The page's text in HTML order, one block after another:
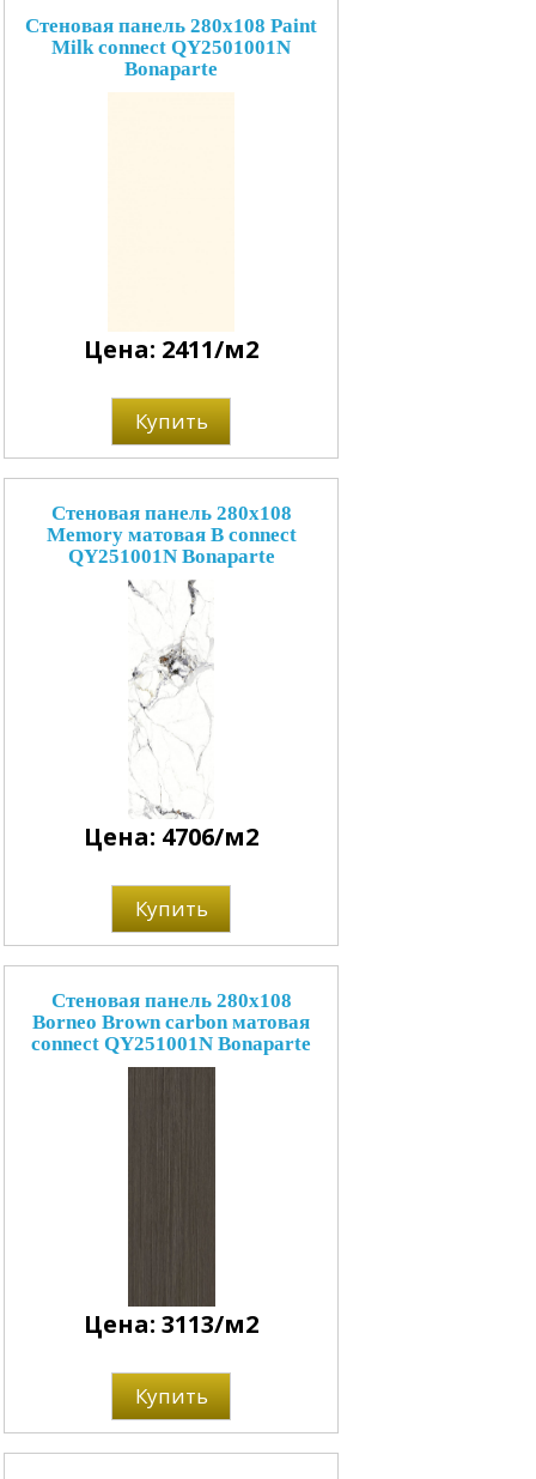
Стеновая панель 280x108 Paint
Milk connect QY2501001N
Bonaparte
Цена: 2411/м2
Купить
Стеновая панель 280x108
Memory матовая B connect
QY251001N Bonaparte
Цена: 4706/м2
Купить
Стеновая панель 280x108
Borneo Brown carbon матовая
connect QY251001N Bonaparte
Цена: 3113/м2
Купить